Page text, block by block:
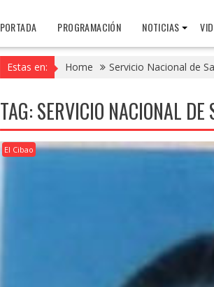
PORTADA PROGRAMACIÓN NOTICIAS
Estas en: Home Servicio Nacional de
TAG:SERVICIO NACIONAL DE
El Cibao